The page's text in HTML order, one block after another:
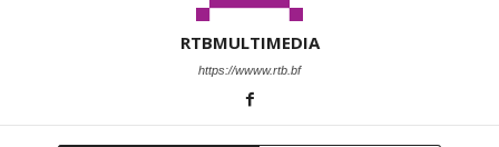
RTBMULTIMEDIA
https://wwww.rtb.bf